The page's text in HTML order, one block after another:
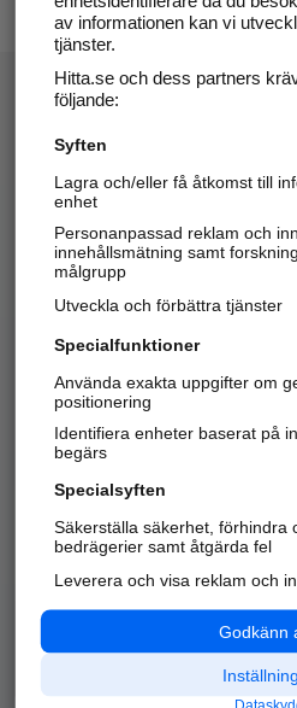
Hitta.se - Gratis
Sök företag, personer och
Hitta telefonnummer,
Kom
Alla kategorier
API & Kartor
av informationen kan vi
tjänster.
Hitta.se och dess partners
följande:
Syften
Lagra och/eller få åtkomst till
enhet
Personanpassad reklam och
innehållsmätning samt
målgrupp
Utveckla och förbättra tjänster
Specialfunktioner
Använda exakta uppgifter om
positionering
Identifiera enheter baserat på
begärs
Specialsyften
Säkerställa säkerhet, förhindra
bedrägerier samt åtgärda fel
Leverera och visa reklam och
Godkänn